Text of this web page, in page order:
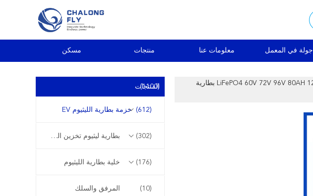
مسكن منتجات معلومات عنا جولة في المعمل
المنتجات(1100)
حزمة بطارية الليثيوم EV (612)
بطارية ليثيوم تخزين الطاقة (302)
خلية بطارية الليثيوم (176)
المرفق والسلك (10)
بطارية الليثيوم LiFePO4 60V 72V 96V 80AH 120AH OEM ODM بطارية